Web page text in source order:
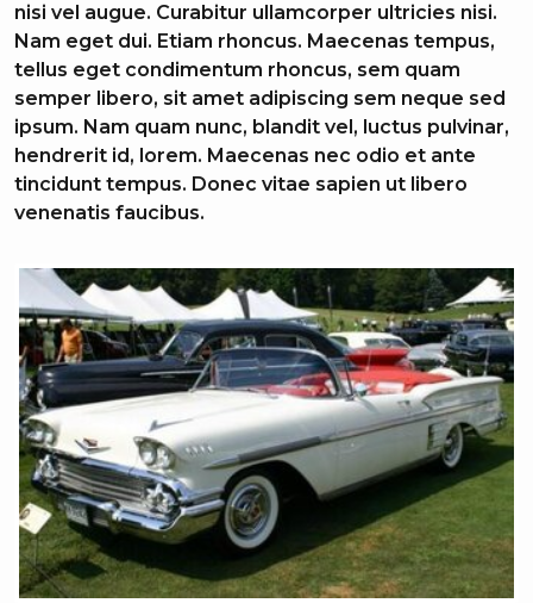
nisi vel augue. Curabitur ullamcorper ultricies nisi.
Nam eget dui. Etiam rhoncus. Maecenas tempus,
tellus eget condimentum rhoncus, sem quam
semper libero, sit amet adipiscing sem neque sed
ipsum. Nam quam nunc, blandit vel, luctus pulvinar,
hendrerit id, lorem. Maecenas nec odio et ante
tincidunt tempus. Donec vitae sapien ut libero
venenatis faucibus.